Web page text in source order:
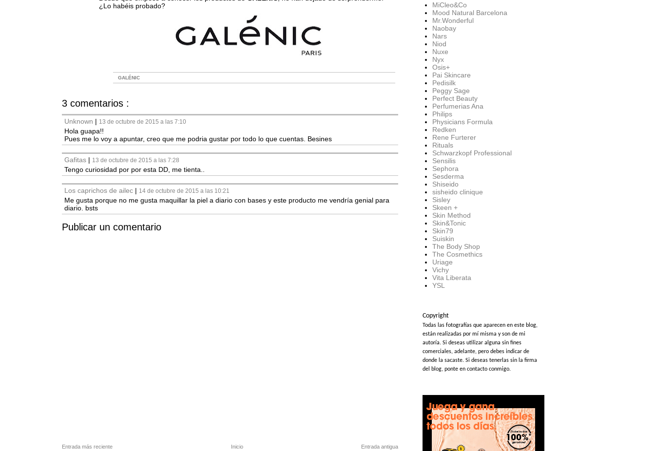
¿Lo habéis probado?
GALÉNIC
3 comentarios :
Unknown | 13 de octubre de 2015 a las 7:10
Hola guapa!!
Pues me lo voy a apuntar, creo que me podria gustar por todo lo que cuentas. Besines
Gafitas | 13 de octubre de 2015 a las 7:28
Tengo curiosidad por por esta DD, me tienta..
Los caprichos de ailec | 14 de octubre de 2015 a las 10:21
Me gusta porque no me gusta maquillar la piel a diario con bases y este producto me vendría genial para
diario. bsts
Publicar un comentario
Entrada más reciente Entrada antigua
Inicio
MiCleo&Co
Mood Natural Barcelona
Mr.Wonderful
Naobay
Nars
Niod
Nuxe
Nyx
Osis+
Pai Skincare
Pedisilk
Peggy Sage
Perfect Beauty
Perfumerias Ana
Philips
Physicians Formula
Redken
Rene Furterer
Rituals
Schwarzkopf Professional
Sensilis
Sephora
Sesderma
Shiseido
sisheido clinique
Sisley
Skeen +
Skin Method
Skin&Tonic
Skin79
Suiskin
The Body Shop
The Cosmethics
Uriage
Vichy
Vita Liberata
YSL
Copyright
Todas las fotografías que aparecen en este blog,
están realizadas por mí misma y son de mi
autoría. Si deseas utilizar alguna sin fines
comerciales, adelante, pero debes indicar de
donde la sacaste. Si deseas tenerlas sin la firma
del blog, ponte en contacto conmigo.